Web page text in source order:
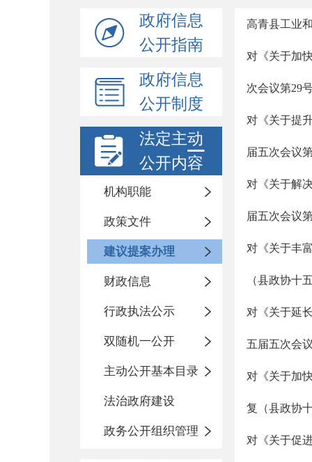
政府信息
公开指南
政府信息
公开制度
法定主动
公开内容
机构职能
政策文件
建议提案办理
财政信息
行政执法公示
双随机一公开
主动公开基本目录
法治政府建设
政务公开组织管理
高青县工业
对《关于加
次会议第29
对《关于提
届五次会议
对《关于解
届五次会议
对《关于丰
（县政协十
对《关于延
五届五次会
对《关于加
复（县政协
对《关于促